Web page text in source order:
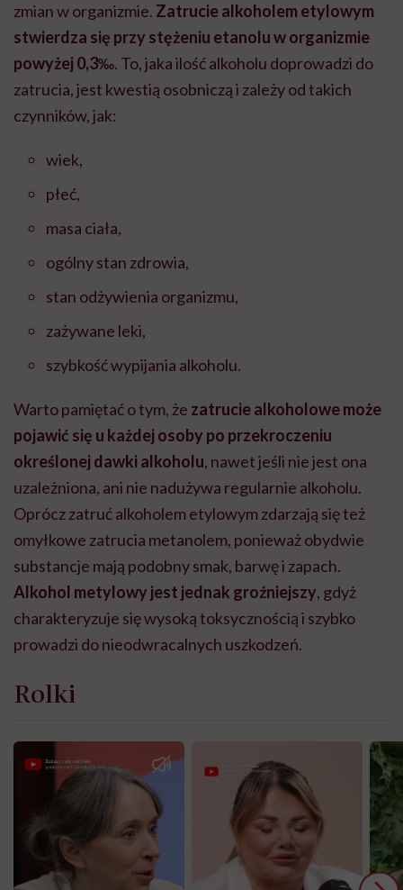
zmian w organizmie. Zatrucie alkoholem etylowym
stwierdza się przy stężeniu etanolu w organizmie
powyżej 0,3‰. To, jaka ilość alkoholu doprowadzi do
zatrucia, jest kwestią osobniczą i zależy od takich
czynników, jak:
wiek,
płeć,
masa ciała,
ogólny stan zdrowia,
stan odżywienia organizmu,
zażywane leki,
szybkość wypijania alkoholu.
Warto pamiętać o tym, że zatrucie alkoholowe może
pojawić się u każdej osoby po przekroczeniu
określonej dawki alkoholu, nawet jeśli nie jest ona
uzależniona, ani nie nadużywa regularnie alkoholu.
Oprócz zatruć alkoholem etylowym zdarzają się też
omyłkowe zatrucia metanolem, ponieważ obydwie
substancje mają podobny smak, barwę i zapach.
Alkohol metylowy jest jednak groźniejszy, gdyż
charakteryzuje się wysoką toksycznością i szybko
prowadzi do nieodwracalnych uszkodzeń.
Rolki